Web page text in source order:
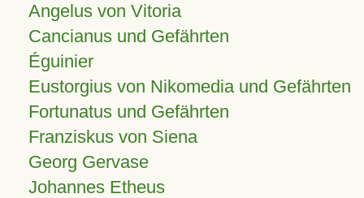
Angelus von Vitoria
Cancianus und Gefährten
Éguinier
Eustorgius von Nikomedia und Gefährten
Fortunatus und Gefährten
Franziskus von Siena
Georg Gervase
Johannes Etheus